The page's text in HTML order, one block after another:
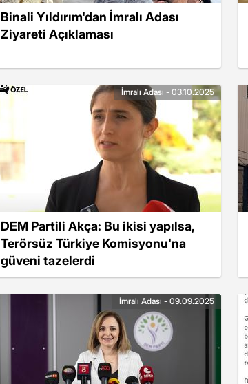
Binali Yıldırım'dan İmralı Adası
Ziyareti Açıklaması
DEM Partili Akça: Bu ikisi yapılsa,
Terörsüz Türkiye Komisyonu'na
güveni tazelerdi
İmralı Adası - 03.10.2025
İmralı Adası - 09.09.2025